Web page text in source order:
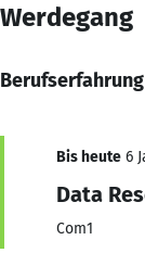
Werdegang
Bis heute 6
Data
Com1